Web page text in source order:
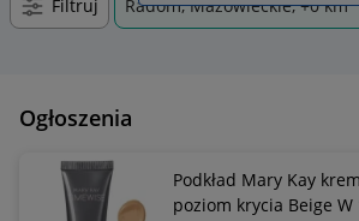
Filtruj Radom, Mazowieckie, +0 km
Ogłoszenia
Podkład Mary Kay
poziom krycia Beige W